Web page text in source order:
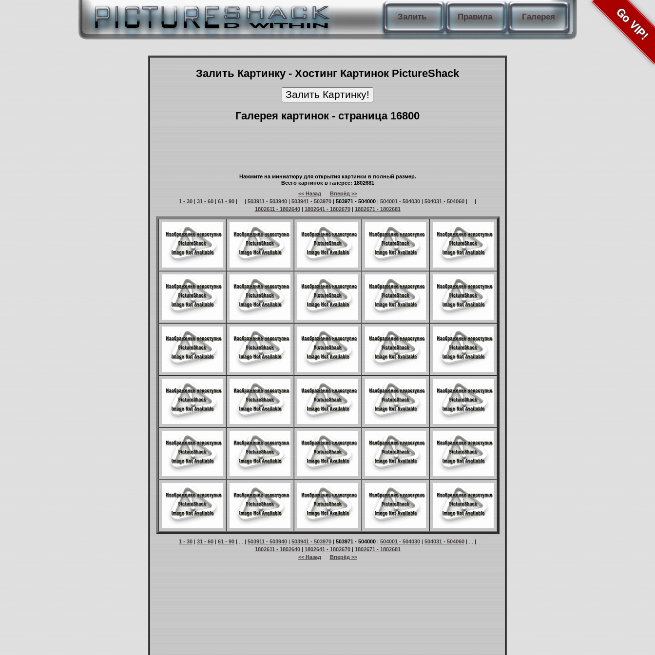
Залить Правила Галерея Go VIP!
Залить Картинку - Хостинг Картинок PictureShack
Галерея картинок - страница 16800
Нажмите на миниатюру для открытия картинки в полный размер.
Всего картинок в галерее: 1802681
<< Назад
Вперёд >>
1 - 30 | 31 - 60 | 61 - 90 | ... | 503911 - 503940 | 503941 - 503970 | 503971 - 504000 | 504001 - 504030 | 504031 - 504060 | ... |
1802611 - 1802640| 1802641 - 1802670| 1802671 - 1802681
1 - 30 | 31 - 60 | 61 - 90 | ... | 503911 - 503940 | 503941 - 503970 | 503971 - 504000 | 504001 - 504030 | 504031 - 504060 | ... |
1802611 - 1802640| 1802641 - 1802670| 1802671 - 1802681
<< Назад
Вперёд >>